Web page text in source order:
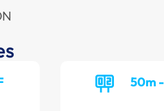
50m